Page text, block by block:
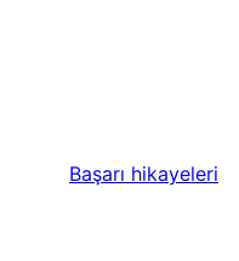
Başarı hikayeleri